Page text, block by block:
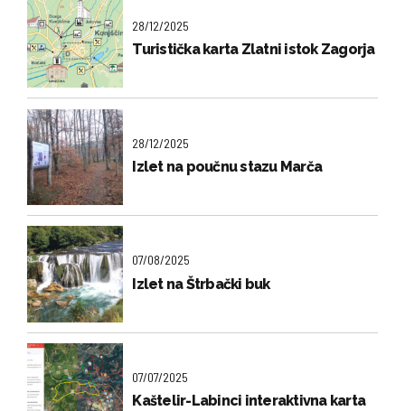
28/12/2025
Turistička karta Zlatni istok Zagorja
28/12/2025
Izlet na poučnu stazu Marča
07/08/2025
Izlet na Štrbački buk
07/07/2025
Kaštelir-Labinci interaktivna karta